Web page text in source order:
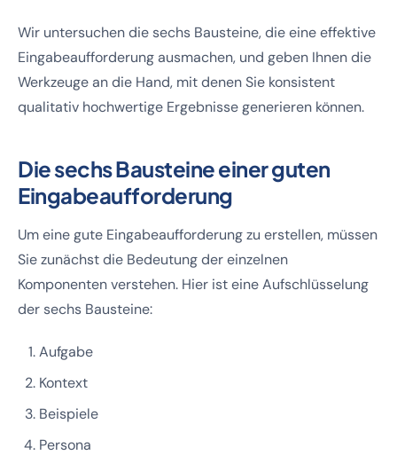
Wir untersuchen die sechs Bausteine, die eine effektive
Eingabeaufforderung ausmachen, und geben Ihnen die
Werkzeuge an die Hand, mit denen Sie konsistent
qualitativ hochwertige Ergebnisse generieren können.
Die sechs Bausteine einer guten
Eingabeaufforderung
Um eine gute Eingabeaufforderung zu erstellen, müssen
Sie zunächst die Bedeutung der einzelnen
Komponenten verstehen. Hier ist eine Aufschlüsselung
der sechs Bausteine:
Aufgabe
Kontext
Beispiele
Persona